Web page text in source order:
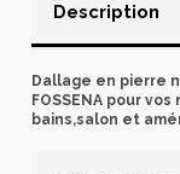
Description
Dallage en pierre
FOSSENA pour
bains,salon et